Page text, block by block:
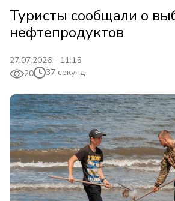
Туристы сообщали о
нефтепродуктов
27.07.2026 - 11:15
20
37 секунд